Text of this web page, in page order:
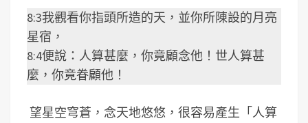
8:3我觀看你指頭所造的天，並你所陳設的月亮
星宿，
8:4便說：人算甚麼，你竟顧念他！世人算甚
麼，你竟眷顧他！
望星空穹蒼，念天地悠悠，很容易產生「人算